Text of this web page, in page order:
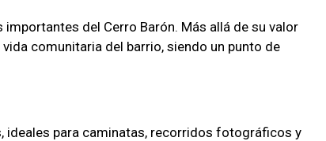
del Cerro Barón. Más allá de su valor
comunitaria del barrio, siendo un punto de
ideales para caminatas, recorridos fotográficos y